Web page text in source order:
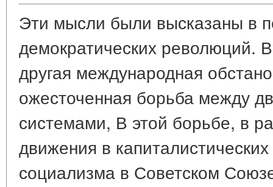
Эти мысли были высказаны в
демократических революций.
другая международная
ожесточенная борьба между
системами, В этой борьбе, в
движения в
социализма в Советском